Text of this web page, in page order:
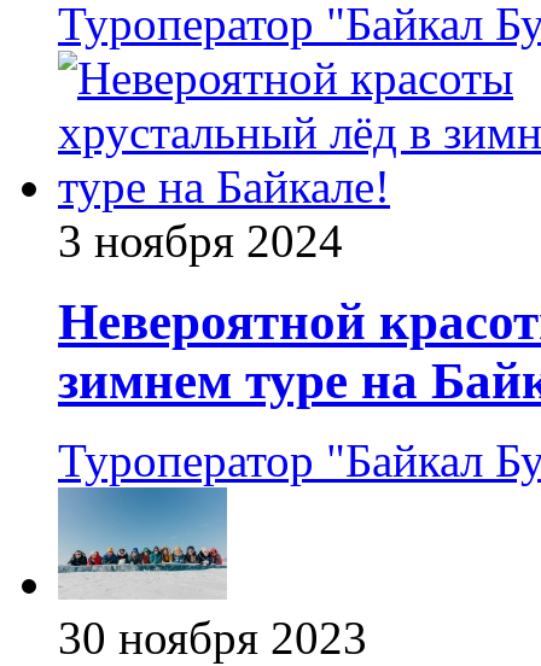
Туроператор "Байкал
3 ноября 2024
Невероятной
зимнем туре на
Туроператор "Байкал
30 ноября 2023